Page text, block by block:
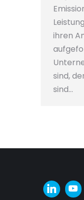
ihren
sind,
sind…